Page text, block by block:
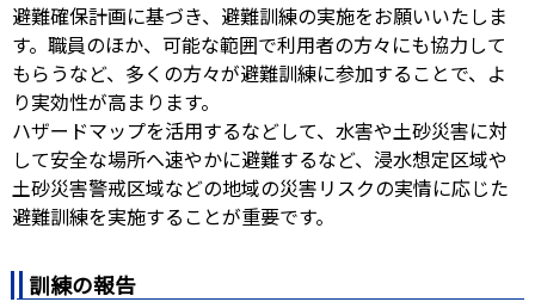
避難確保計画に基づき、避難訓練の実施をお願いいたしま
す。職員のほか、可能な範囲で利用者の方々にも協力して
もらうなど、多くの方々が避難訓練に参加することで、よ
り実効性が高まります。
ハザードマップを活用するなどして、水害や土砂災害に対
して安全な場所へ速やかに避難するなど、浸水想定区域や
土砂災害警戒区域などの地域の災害リスクの実情に応じた
避難訓練を実施することが重要です。
訓練の報告